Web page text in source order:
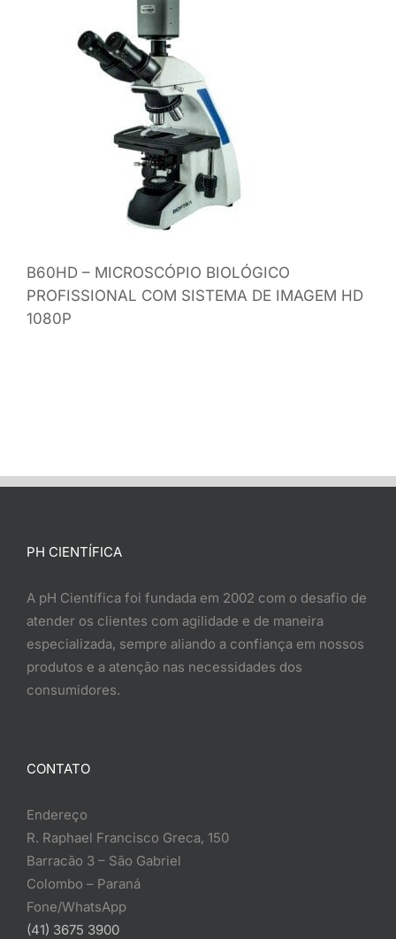
B60HD – MICROSCÓPIO BIOLÓGICO
PROFISSIONAL COM SISTEMA DE IMAGEM HD
1080P
PH CIENTÍFICA
A pH Científica foi fundada em 2002 com o desafio de
atender os clientes com agilidade e de maneira
especializada, sempre aliando a confiança em nossos
produtos e a atenção nas necessidades dos
consumidores.
CONTATO
Endereço
R. Raphael Francisco Greca, 150
Barracão 3 – São Gabriel
Colombo – Paraná
Fone/WhatsApp
(41) 3675 3900